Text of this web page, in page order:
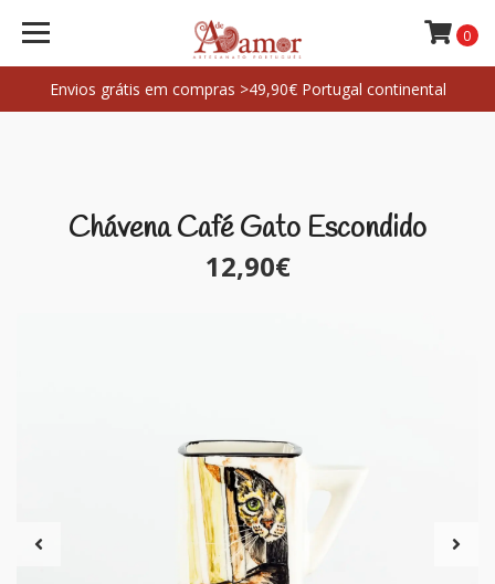
Envios grátis em compras >49,90€ Portugal continental
0
Chávena Café Gato Escondido
12,90€